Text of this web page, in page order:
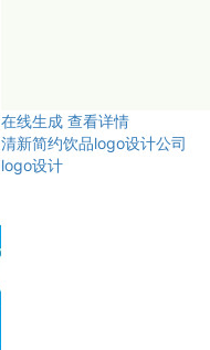
在线生成 查看详情
清新简约饮品logo设计公司
logo设计